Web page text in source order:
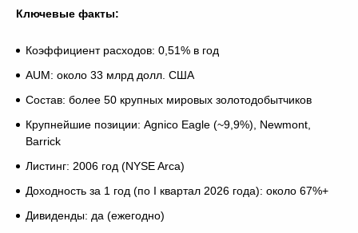
Ключевые факты:
Коэффициент расходов: 0,51% в год
AUM: около 33 млрд долл. США
Состав: более 50 крупных мировых золотодобытчиков
Крупнейшие позиции: Agnico Eagle (~9,9%), Newmont,
Barrick
Листинг: 2006 год (NYSE Arca)
Доходность за 1 год (по I квартал 2026 года): около 67%+
Дивиденды: да (ежегодно)